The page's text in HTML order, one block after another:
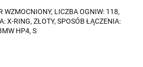
WZMOCNIONY, LICZBA OGNIW: 118,
X-RING, ZŁOTY, SPOSÓB ŁĄCZENIA:
HP4, S